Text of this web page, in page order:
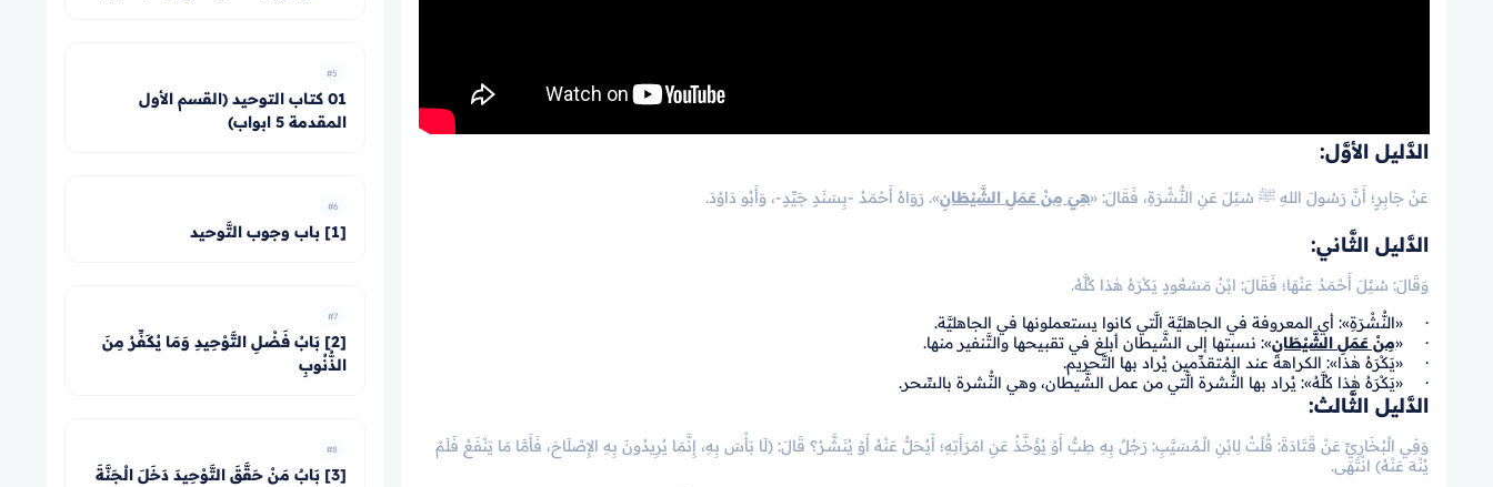
الدَّليل الأوَّل:
عَنْ جَابِرٍ؛ أَنَّ رَسُولَ اللهِ ﷺ سُئِلَ عَنِ النُّشْرَةِ، فَقَالَ: «هِيَ مِنْ عَمَلِ الشَّيْطَانِ». رَوَاهُ أَحْمَدُ -بِسَنَدٍ جَيِّدٍ-، وَأَبُو دَاوُدَ.
الدَّليل الثَّاني:
وَقَالَ: سُئِلَ أَحْمَدُ عَنْهَا؛ فَقَالَ: ابْنُ مَسْعُودٍ يَكْرَهُ هٰذا كُلَّهُ.
· «النُّشْرَةِ»: أي المعروفة في الجاهليَّة الَّتي كانوا يستعملونها في الجاهليَّة.
· «مِنْ عَمَلِ الشَّيْطَانِ»: نسبتها إلى الشَّيطان أبلغ في تقبيحها والتَّنفير منها.
· «يَكْرَهُ هٰذا»: الكراهة عند المُتقدِّمين يُراد بها التَّحريم.
· «يَكْرَهُ هٰذا كُلَّهُ»: يُراد بها النُّشرة الَّتي من عمل الشَّيطان، وهي النُّشرة بالسِّحر.
الدَّليل الثَّالث:
وَفِي الْبُخَارِيِّ عَنْ قَتَادَةَ: قُلْتُ لِابْنِ الْـمُسَيَّبِ: رَجُلٌ بِهِ طِبٌّ أَوْ يُؤَخَّذُ عَنِ امْرَأَتِهِ؛ أَيُحَلُّ عَنْهُ أَوْ يُنَشَّـرُ؟ قَالَ: (لَا بَأْسَ بِهِ، إِنَّمَا يُرِيدُونَ بِهِ الإِصْلَاحَ، فَأَمَّا مَا يَنْفَعُ فَلَمْ
يُنْهَ عَنْهُ) انْتَهَى.
#5
01 كتاب التوحيد (القسم الأول
المقدمة 5 ابواب)
#6
[1] باب وجوب التَّوحيد
#7
[2] بَابُ فَضْلِ التَّوْحِيدِ وَمَا يُكَفِّرُ مِنَ
الذُّنُوبِ
#8
[3] بَابٌ مَنْ حَقَّقَ التَّوْحِيدَ دَخَلَ الْجَنَّةَ